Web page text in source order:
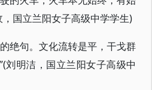
国立兰阳女子高级中学学生)
绝句。文化流转是平，干戈群
刘明洁，国立兰阳女子高级中